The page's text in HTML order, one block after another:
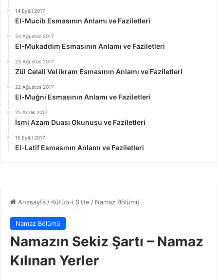
14 Eylül 2017
El-Mucib Esmasının Anlamı ve Faziletleri
24 Ağustos 2017
El-Mukaddim Esmasının Anlamı ve Faziletleri
23 Ağustos 2017
Zül Celali Vel ikram Esmasının Anlamı ve Faziletleri
22 Ağustos 2017
El-Muğni Esmasının Anlamı ve Faziletleri
25 Aralık 2017
İsmi Azam Duası Okunuşu ve Faziletleri
15 Eylül 2017
El-Latif Esmasının Anlamı ve Faziletleri